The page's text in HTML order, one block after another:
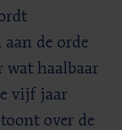
aan de orde
wat haalbaar
vijf jaar
over de